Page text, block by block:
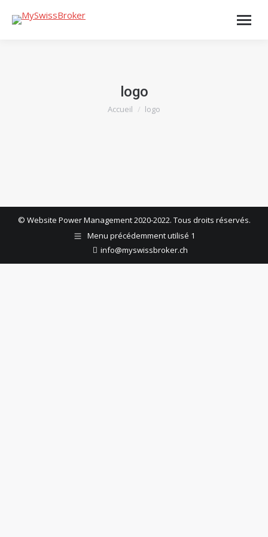
logo
Vous êtes ici :
Accueil logo
© Website Power Management 2020-2022. Tous droits réservés.
Menu précédemment utilisé 1
info@myswissbroker.ch